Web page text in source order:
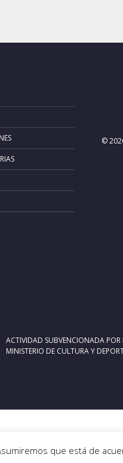
©
ACTIVIDAD SUBVENCIONADA POR
MINISTERIO DE CULTURA Y
que está de